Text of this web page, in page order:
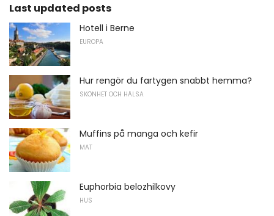
Last updated posts
Hotell i Berne
EUROPA
Hur rengör du fartygen snabbt hemma?
SKÖNHET OCH HÄLSA
Muffins på manga och kefir
MAT
Euphorbia belozhilkovy
HUS